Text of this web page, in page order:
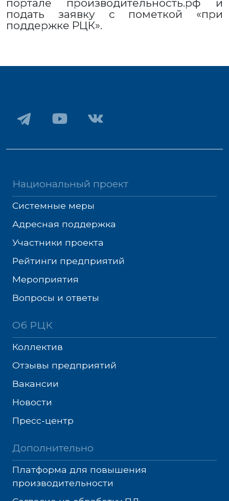
портале производительность.рф и
подать заявку с пометкой «при
поддержке РЦК».
Национальный проект
Системные меры
Адресная поддержка
Участники проекта
Рейтинги предприятий
Мероприятия
Вопросы и ответы
Об РЦК
Коллектив
Отзывы предприятий
Вакансии
Новости
Пресс-центр
Дополнительно
Платформа для повышения
производительности